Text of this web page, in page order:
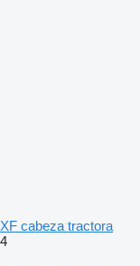
XF cabeza tractora
4